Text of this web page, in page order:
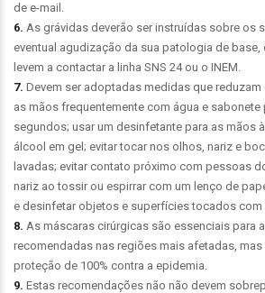
de e-mail.
6. As grávidas deverão ser instruídas sobre os
eventual agudização da sua patologia de
levem a contactar a linha SNS 24 ou o INEM.
7. Devem ser adoptadas medidas que
as mãos frequentemente com água e
segundos; usar um desinfetante para as mãos
álcool em gel; evitar tocar nos olhos, nariz e
lavadas; evitar contato próximo com pessoas
nariz ao tossir ou espirrar com um lenço de
e desinfetar objetos e superfícies tocados com
8. As máscaras cirúrgicas são essenciais para
recomendadas nas regiões mais afetadas, mas
proteção de 100% contra a epidemia.
9. Estas recomendações não não devem